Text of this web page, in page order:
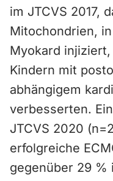
im JTCVS 2017,
Mitochondrien,
Myokard
Kindern mit
abhängigem
verbesserten.
JTCVS 2020
erfolgreiche
gegenüber 29 %